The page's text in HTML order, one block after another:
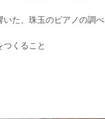
いた、珠玉のピアノの調べ
つくること